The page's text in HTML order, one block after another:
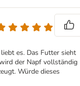
es. Das Futter sieht
der Napf vollständig
Würde dieses